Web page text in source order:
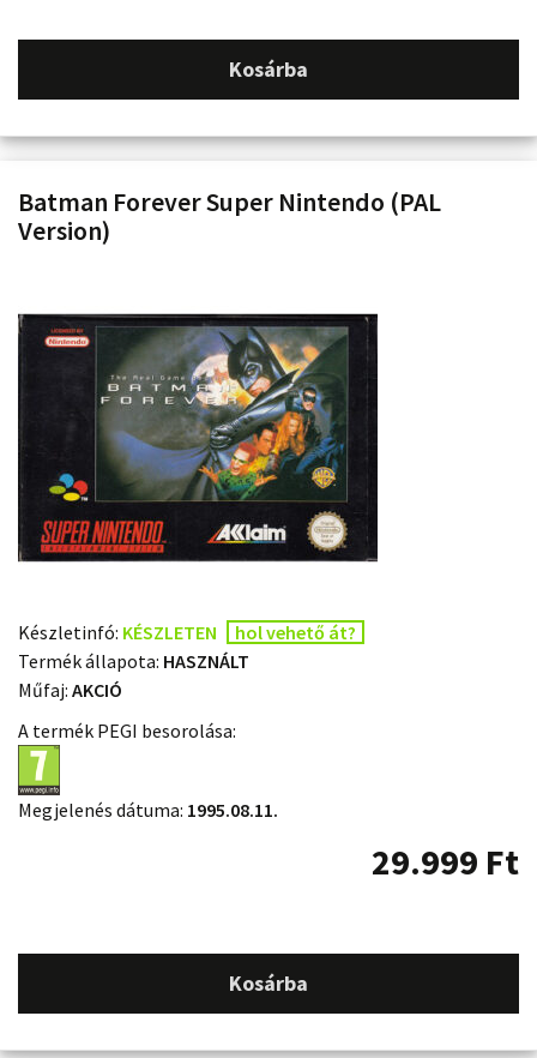
Kosárba
Batman Forever Super Nintendo (PAL
Version)
Készletinfó: KÉSZLETEN
hol vehető át?
Termék állapota: HASZNÁLT
Műfaj: AKCIÓ
A termék PEGI besorolása:
Megjelenés dátuma: 1995.08.11.
29.999 Ft
Kosárba